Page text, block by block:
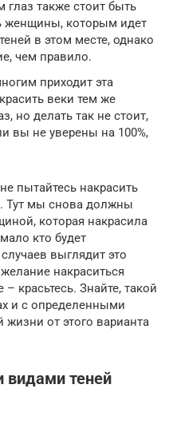
глаз также стоит быть
женщины, которым идет
в этом месте, однако
чем правило.
приходит эта
веки тем же
но делать так не стоит,
вы не уверены на 100%,
пытайтесь накрасить
Тут мы снова должны
которая накрасила
кто будет
выглядит это
накраситься
красьтесь. Знайте, такой
и с определенными
от этого варианта
видами теней